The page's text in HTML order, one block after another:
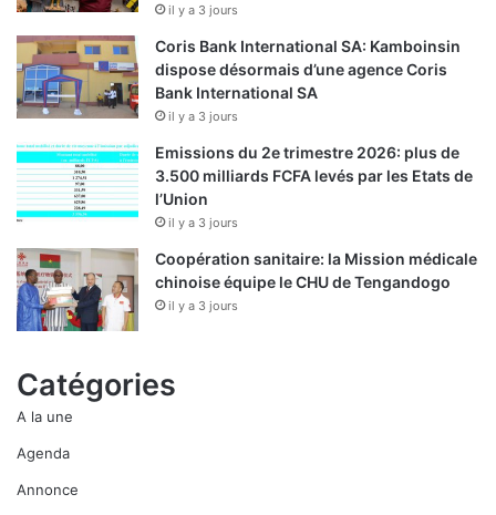
il y a 3 jours
Coris Bank International SA: Kamboinsin
dispose désormais d’une agence Coris
Bank International SA
il y a 3 jours
Emissions du 2e trimestre 2026: plus de
3.500 milliards FCFA levés par les Etats de
l’Union
il y a 3 jours
Coopération sanitaire: la Mission médicale
chinoise équipe le CHU de Tengandogo
il y a 3 jours
Catégories
A la une
Agenda
Annonce